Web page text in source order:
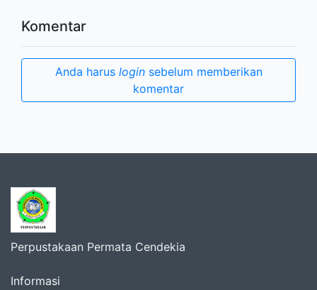
Komentar
Anda harus loginsebelum memberikan
komentar
Perpustakaan Permata Cendekia
Informasi